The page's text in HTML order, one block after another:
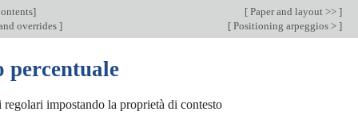
] [ Paper and layout >> ]
overrides] [ Positioning arpeggios > ]
percentuale
impostando la proprietà di contesto